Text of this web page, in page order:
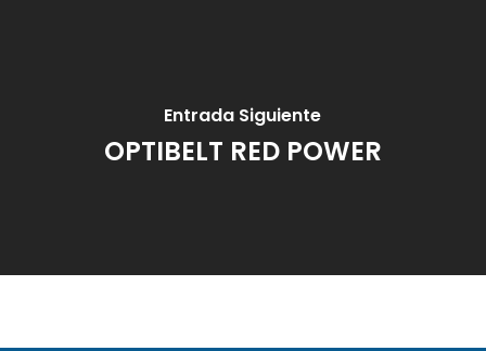
Entrada Siguiente
OPTIBELT RED POWER